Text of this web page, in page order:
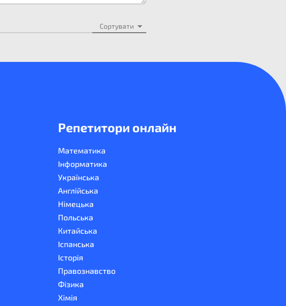
Сортувати
Репетитори онлайн
Математика
Інформатика
Українська
Англійська
Німецька
Польська
Китайська
Іспанська
Історія
Правознавство
Фізика
Хімія